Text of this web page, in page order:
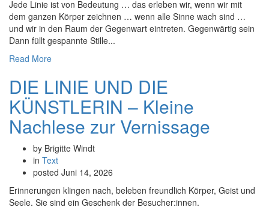
Jede Linie ist von Bedeutung … das erleben wir, wenn wir mit
dem ganzen Körper zeichnen … wenn alle Sinne wach sind …
und wir in den Raum der Gegenwart eintreten. Gegenwärtig sein
Dann füllt gespannte Stille...
Read More
DIE LINIE UND DIE
KÜNSTLERIN – Kleine
Nachlese zur Vernissage
by Brigitte Windt
in Text
posted Juni 14, 2026
Erinnerungen klingen nach, beleben freundlich Körper, Geist und
Seele. Sie sind ein Geschenk der Besucher:innen.